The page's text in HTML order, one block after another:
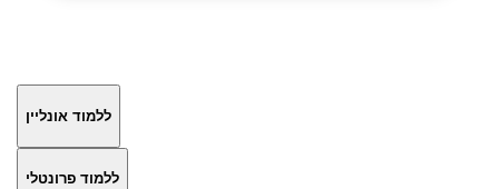
ללמוד אונליין
ללמוד פרונטלי